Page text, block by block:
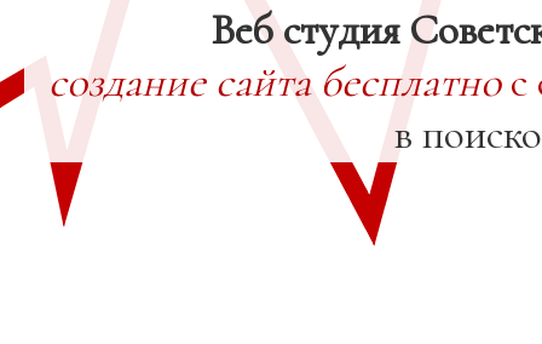
Веб студия
создание сайта бесплатнос
в